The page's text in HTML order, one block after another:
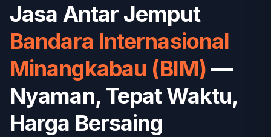
Jasa Antar Jemput
Bandara Internasional
Minangkabau (BIM) —
Nyaman, Tepat Waktu,
Harga Bersaing